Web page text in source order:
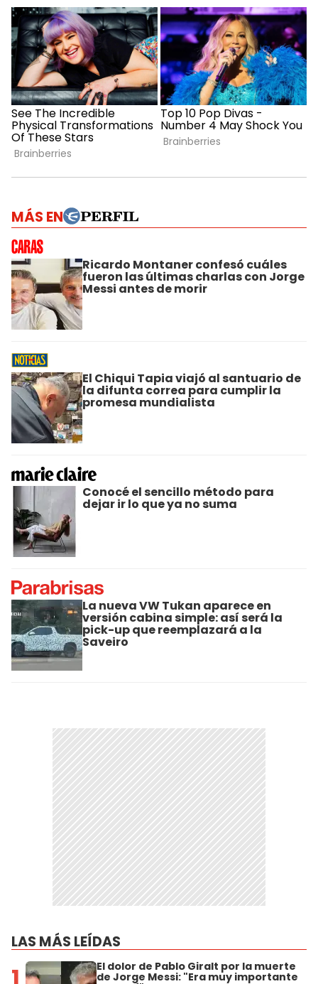
MÁS EN
Ricardo Montaner confesó cuáles
fueron las últimas charlas con Jorge
Messi antes de morir
El Chiqui Tapia viajó al santuario de
la difunta correa para cumplir la
promesa mundialista
Conocé el sencillo método para
dejar ir lo que ya no suma
La nueva VW Tukan aparece en
versión cabina simple: así será la
pick-up que reemplazará a la
Saveiro
LAS MÁS LEÍDAS
El dolor de Pablo Giralt por la muerte
de Jorge Messi: "Era muy importante